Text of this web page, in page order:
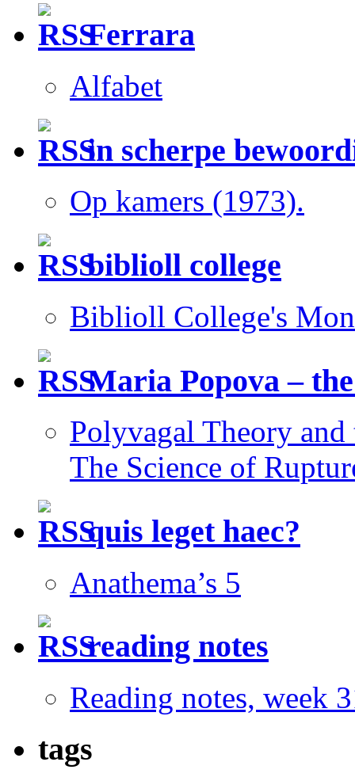
Ferrara
Alfabet
in scherpe
Op kamers (1973).
biblioll college
Biblioll College's
Maria Popova –
Polyvagal Theory
The Science of
quis leget haec?
Anathema’s 5
reading notes
Reading notes, week
tags